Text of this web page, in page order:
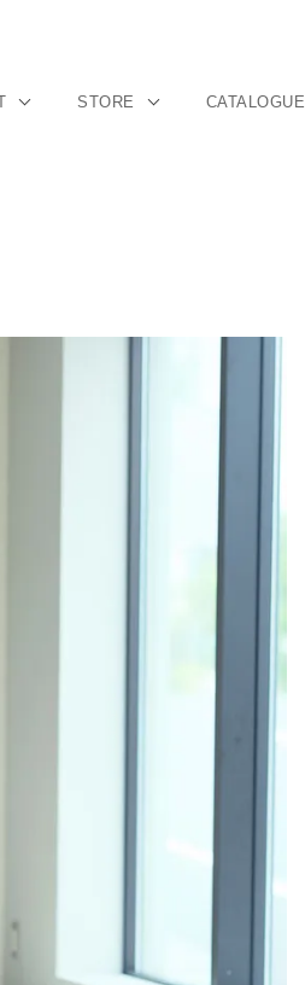
STORE CATALOGUE